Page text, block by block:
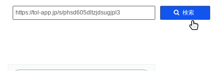
https://tol-app.jp/s/phsd605dltzjdsugjpl3 検索